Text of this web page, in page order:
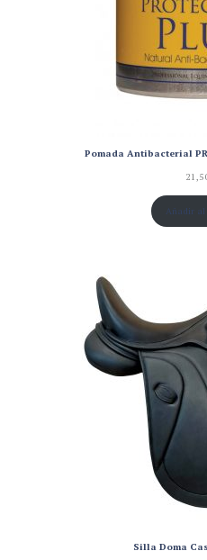
Pomada Antibacterial
Añadir
Silla Doma